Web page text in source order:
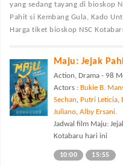
yang sedang tayang di bioskop
Pahit si Kembang Gula, Kado
Harga tiket bioskop NSC
Maju: Jejak
Action, Drama - 98
Actors : Bukie B.
Sechan, Putri Leticia,
Juliano, Alby Ersani.
Jadwal film Maju:
Kotabaru hari ini
10:00 15:55